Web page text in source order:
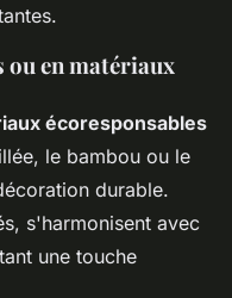
ou en matériaux
écoresponsables
le bambou ou le
durable.
s'harmonisent avec
une touche